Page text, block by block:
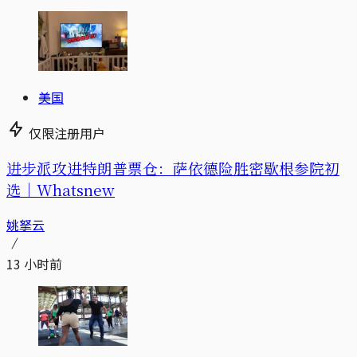
美国
仅限注册用户
进步派攻进特朗普票仓：萨依德险胜密歇根参院初
选｜Whatsnew
姚拏云
13 小时前